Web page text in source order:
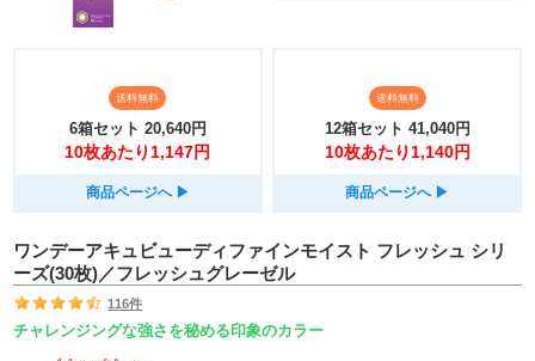
送料無料
6箱セット 20,640円
10枚あたり1,147円
商品ページへ ▶︎
送料無料
12箱セット 41,040円
10枚あたり1,140円
商品ページへ ▶︎
ワンデーアキュビューディファインモイスト フレッシュ シリ
ーズ(30枚)／フレッシュグレーゼル
116件
チャレンジングな強さを秘める印象のカラー